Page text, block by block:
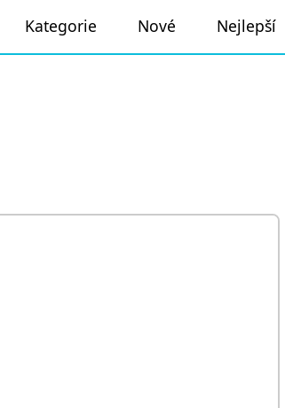
Kategorie Nové Nejlepší